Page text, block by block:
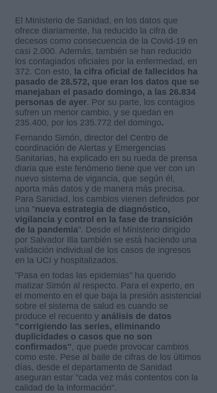
El Ministerio de Sanidad, en los datos que
ofrece diariamente, ha reducido la cifra de
decesos como consecuencia de la Covid-19 en
casi 2.000. Además, también se han reducido
los contagiados oficiales por la enfermedad, en
372. Con esto, la cifra oficial de fallecidos ha
pasado de 28.572, que eran los datos que se
manejaban el pasado domingo, a las 26.834
personas de ayer. Por su parte, los contagios
sufren un menor cambio, y se quedan en
235.400, por los 235.772 del domingo.
Fernando Simón, director del Centro de
coordinación de Alertas y Emergencias
Sanitarias, ha explicado en su rueda de prensa
diaria que este fenómeno tiene que ver con un
nuevo sistema de vigancia, que según él,
aporta más datos y de manera más precisa.
Para Sanidad, los cambios vienen definidos por
una "nueva estrategia de diagnóstico,
vigilancia y control en la fase de transición
de la pandemia". Desde el Ministerio dirigido
por Salvador Illa también se está haciendo una
validación individual de los casos de ingresos
en la UCI y hospitalizados.
"Pasa en todas las epidemias" ha querido
matizar Simón al respecto. Para el experto, en
el momento en el que baja la presión asistencial
sobre el sistema de salud es cuando se
produce el recuento y análisis de datos
"corrigiendo las series, eliminando
duplicidades o casos que no son
confirmados" , que puede provocar cambios
como este. Pese al baile de cifras de los últimos
días, desde el departamento de Sanidad
aseguran estar "cada vez más contentos con la
calidad de la información".